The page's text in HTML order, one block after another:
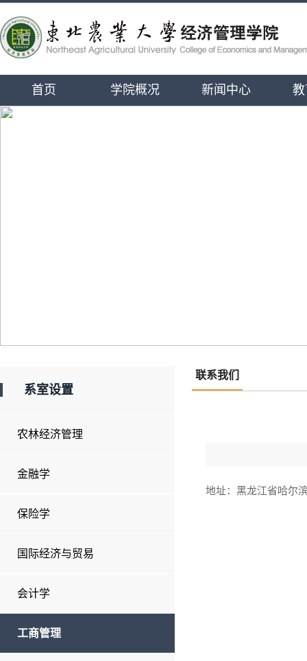
首页 学院概况 新闻中心
系室设置
农林经济管理
金融学
保险学
国际经济与贸易
会计学
工商管理
联系我们
地址：黑龙江省哈尔